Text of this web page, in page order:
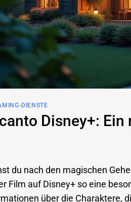
DIENSTE
Disney+:
du nach den magischen
Film auf Disney+ so eine
über die Charaktere,